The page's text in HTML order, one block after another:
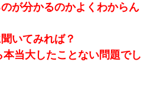
完全に行為してるんだが...
けて行為してきた結果
才、乳丸出し、毛はうっすら生えか
が分かるのかよくわからん
いてみれば？
当大したことない問題でし